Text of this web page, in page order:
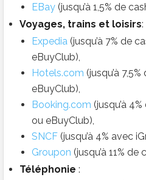
EBay (jusqu’à 1,5% de
Voyages, trains et loisirs:
Expedia (jusqu’à 7% de
eBuyClub),
Hotels.com (jusqu’à
eBuyClub),
Booking.com (jusqu’à
ou eBuyClub),
SNCF (jusqu’à 4% avec
Groupon (jusqu’à 11%
Téléphonie :